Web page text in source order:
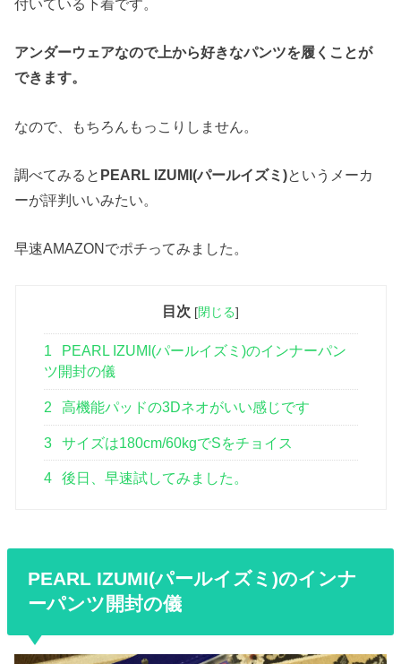
付いている下着です。
アンダーウェアなので上から好きなパンツを履くことが
できます。
なので、もちろんもっこりしません。
調べてみると PEARL IZUMI(パールイズミ)というメーカ
ーが評判いいみたい。
早速AMAZONでポチってみました。
目次 [閉じる]
1
PEARL IZUMI(パールイズミ)のインナーパン
ツ開封の儀
2 高機能パッドの3Dネオがいい感じです
3 サイズは180cm/60kgでSをチョイス
4 後日、早速試してみました。
PEARL IZUMI(パールイズミ)のインナ
ーパンツ開封の儀